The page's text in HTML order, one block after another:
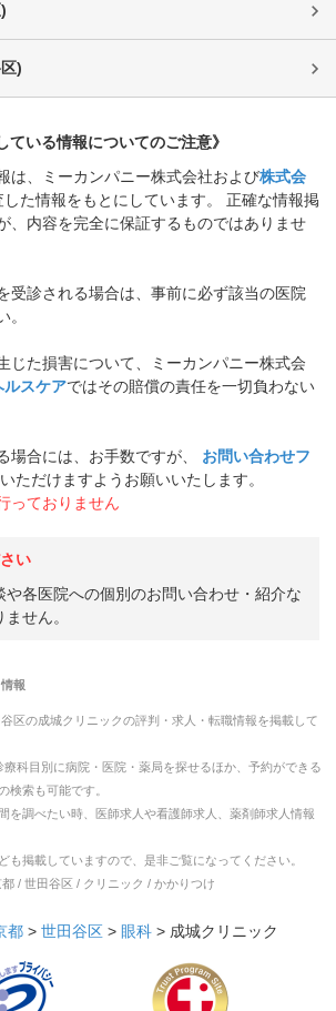
)
)
ている情報についてのご注意》
は、ミーカンパニー株式会社および株式会
した情報をもとにしています。 正確な情報掲
、内容を完全に保証するものではありませ
受診される場合は、事前に必ず該当の医院
。
じた損害について、ミーカンパニー株式会
ルスケアではその賠償の責任を一切負わない
場合には、お手数ですが、
お問い合わせフ
ただけますようお願いいたします。
っておりません
い
や各医院への個別のお問い合わせ・紹介な
せん。
情報
区の成城クリニックの評判・求人・転職情報を掲載して
科目別に病院・医院・薬局を探せるほか、予約ができる
検索も可能です。
を調べたい時、医師求人や看護師求人、薬剤師求人情報
も掲載していますので、是非ご覧になってください。
/ 世田谷区 / クリニック / かかりつけ
都 > 世田谷区 > 眼科 > 成城クリニック